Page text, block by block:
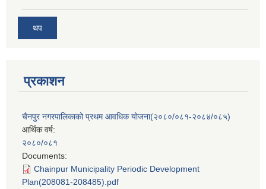
थप
प्रकाशन
चैनपुर नगरपालिकाको प्रथम आवधिक योजना(२०८०/०८१-२०८४/०८५)
आर्थिक वर्ष:
२०८०/०८१
Documents:
Chainpur Municipality Periodic Development
Plan(208081-208485).pdf